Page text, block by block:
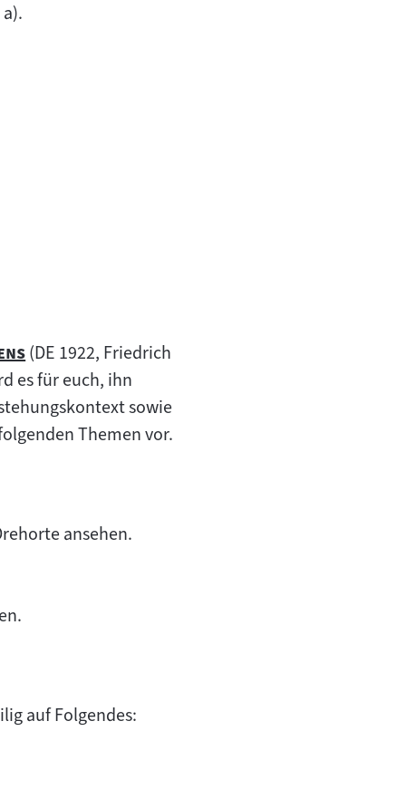
"(DE 1922, Friedrich
es für euch, ihn
sowie
Themen vor.
ansehen.
auf Folgendes: